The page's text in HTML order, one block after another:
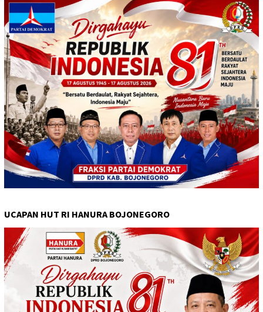
UCAPAN HUT RI HANURA BOJONEGORO